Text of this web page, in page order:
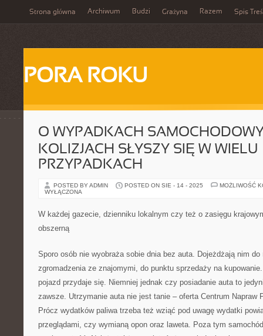
Strona główna Archiwum Budzi Grażyna Razem Spis
PORA ROKU
O WYPADKACH
KOLIZJACH SŁYSZY SIĘ W WIELU
PRZYPADKACH
POSTED BY ADMIN POSTED ON SIE - 14 - 2025
MOŻLIWOŚĆ
WYŁĄCZONA
W każdej gazecie, dzienniku lokalnym czy też o zasięgu
obszerną
Sporo osób nie wyobraża sobie dnia bez auta. Dojeżdżają nim
zgromadzenia ze znajomymi, do punktu sprzedaży na
pojazd przydaje się. Niemniej jednak czy posiadanie auta to
zawsze. Utrzymanie auta nie jest tanie – oferta Centrum Napraw
Prócz wydatków paliwa trzeba też wziąć pod uwagę wydatki
przeglądami, czy wymianą opon oraz laweta. Poza tym